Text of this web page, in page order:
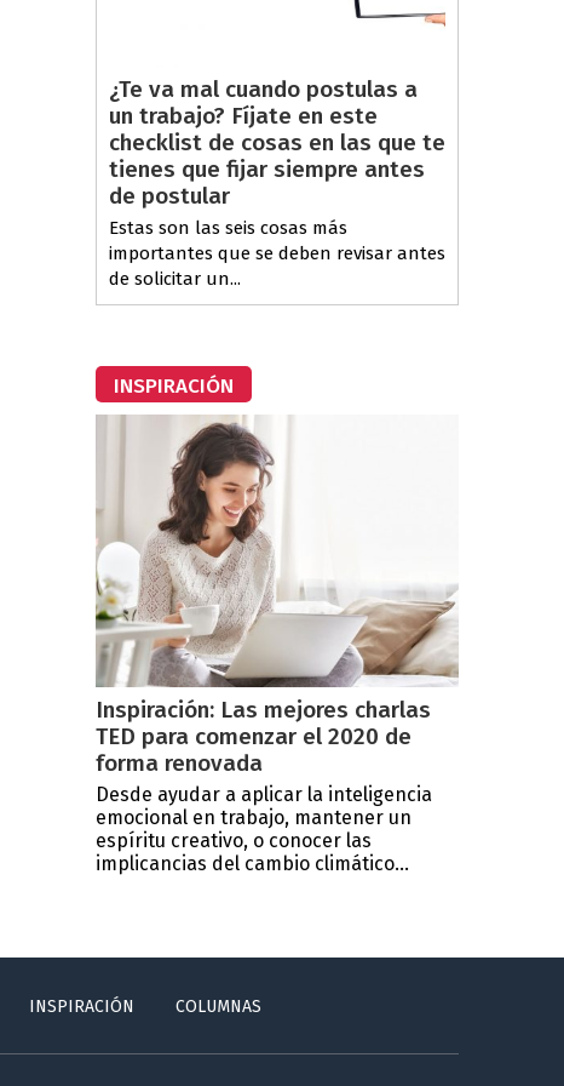
¿Te va mal cuando postulas a
un trabajo? Fíjate en este
checklist de cosas en las que te
tienes que fijar siempre antes
de postular
Estas son las seis cosas más
importantes que se deben revisar antes
de solicitar un...
INSPIRACIÓN
Inspiración: Las mejores charlas
TED para comenzar el 2020 de
forma renovada
Desde ayudar a aplicar la inteligencia
emocional en trabajo, mantener un
espíritu creativo, o conocer las
implicancias del cambio climático...
INSPIRACIÓN COLUMNAS